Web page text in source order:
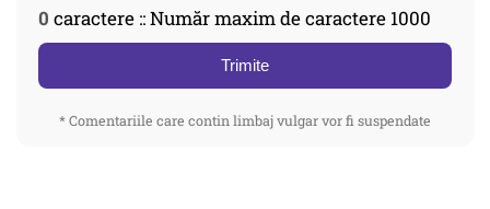
0 caractere :: Număr maxim de caractere 1000
Trimite
* Comentariile care contin limbaj vulgar vor fi suspendate